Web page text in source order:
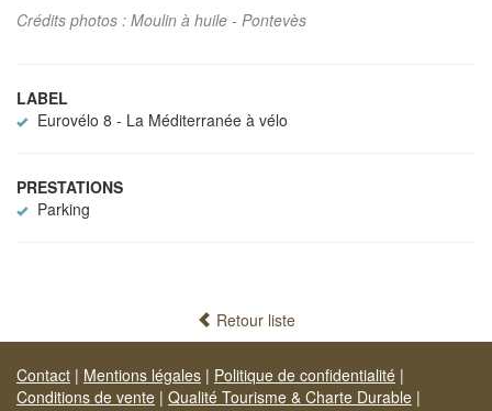
Crédits photos : Moulin à huile - Pontevès
LABEL
Eurovélo 8 - La Méditerranée à vélo
PRESTATIONS
Parking
Retour liste
Contact | Mentions légales | Politique de confidentialité |
Conditions de vente | Qualité Tourisme & Charte Durable |